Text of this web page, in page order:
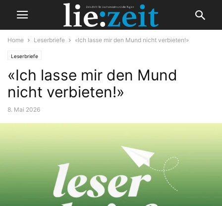
Home Leserbriefe «Ich lasse mir den Mund nicht verbieten!»
Leserbriefe
«Ich lasse mir den Mund
nicht verbieten!»
8. Mai 2026